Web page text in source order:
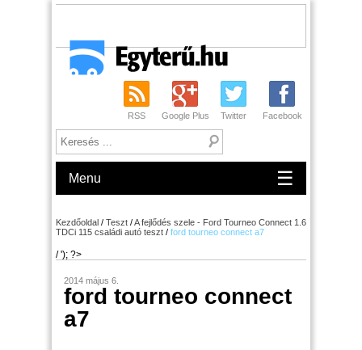
RSS Google Plus Twitter Facebook
Menu ☰
Kezdőoldal / Teszt /A fejlődés szele - Ford Tourneo Connect 1.6
TDCi 115 családi autó teszt / ford tourneo connect a7
/ '); ?>
2014 május 6.
ford tourneo connect
a7